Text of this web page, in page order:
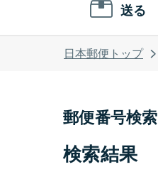
送る
日本郵便トップ
郵便番号検索
検索結果